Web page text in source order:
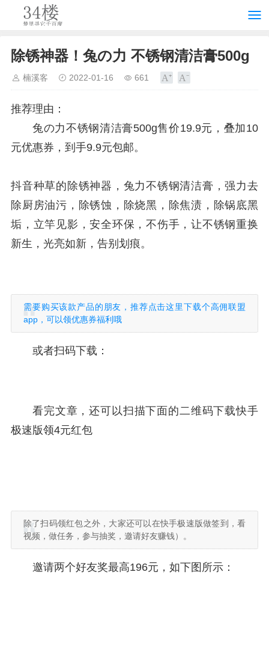
除锈神器！兔の力 不锈钢清洁膏500g
楠溪客 2022-01-16 661
推荐理由：
兔の力不锈钢清洁膏500g售价19.9元，叠加10
元优惠券，到手9.9元包邮。
抖音种草的除锈神器，兔力不锈钢清洁膏，强力去
除厨房油污，除锈蚀，除烧黑，除焦渍，除锅底黑
垢，立竿见影，安全环保，不伤手，让不锈钢重换
新生，光亮如新，告别划痕。
需要购买该款产品的朋友，推荐点击这里下载个高佣联盟
app，可以领优惠券福利哦
或者扫码下载：
看完文章，还可以扫描下面的二维码下载快手
极速版领4元红包
除了扫码领红包之外，大家还可以在快手极速版做签到，看
视频，做任务，参与抽奖，邀请好友赚钱）。
邀请两个好友奖最高196元，如下图所示：